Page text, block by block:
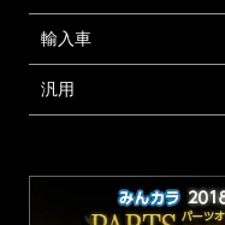
輸入車
汎用